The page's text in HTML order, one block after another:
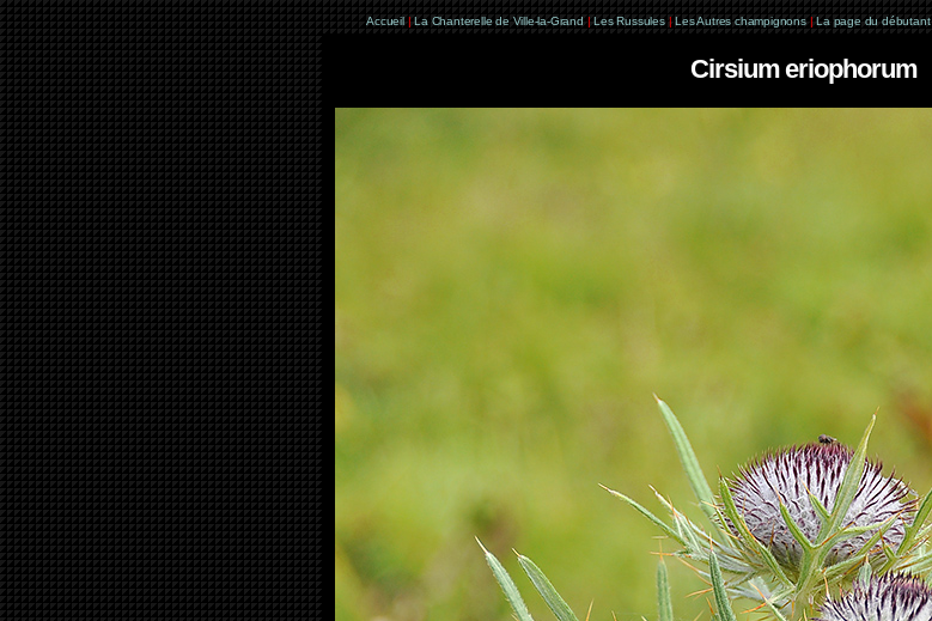
Accueil | La Chanterelle de Ville-la-Grand | Les Russules | Les Autres champignons | La page du débutant
Cirsium eriophorum